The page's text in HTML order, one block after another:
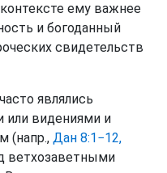
ему важнее
и богоданный
свидетельств
являлись
видениями и
(напр., Дан 8:1−12,
ветхозаветными